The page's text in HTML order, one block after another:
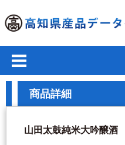
商品詳細
山田太鼓純米大吟醸酒